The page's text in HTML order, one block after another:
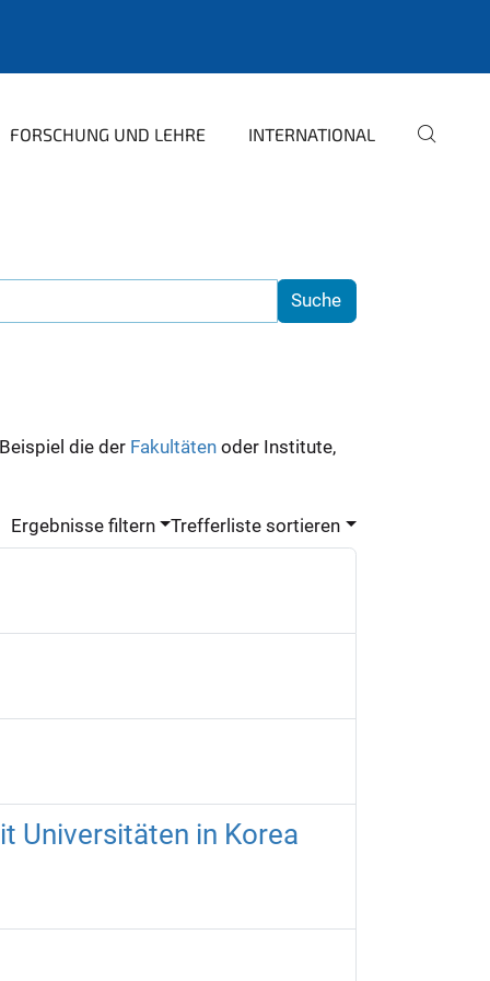
FORSCHUNG UND LEHRE INTERNATIONAL
die der Fakultäten oder Institute,
Ergebnisse filtern Trefferliste sortieren
Universitäten in Korea